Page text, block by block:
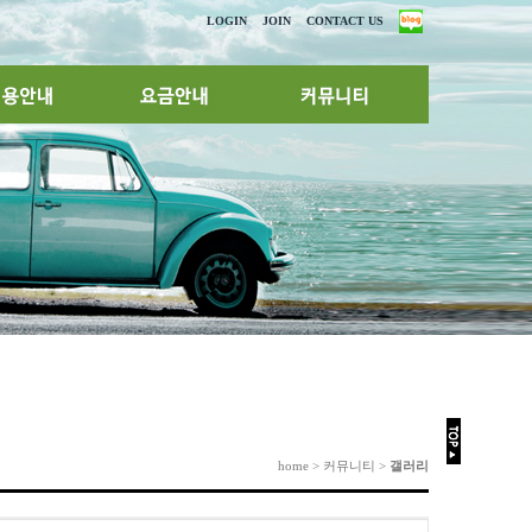
LOGIN JOIN CONTACT US
home > 커뮤니티 > 갤러리